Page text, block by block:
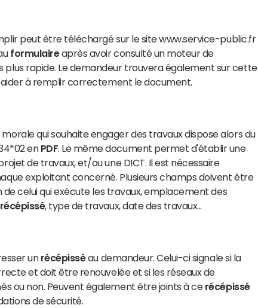
peut être téléchargé sur le site www.service-public.fr
formulaireaprès avoir consulté un moteur de
plus rapide. Le demandeur trouvera également sur cette
à remplir correctement le document.
qui souhaite engager des travaux dispose alors du
en PDF . Le même document permet d'établir une
de travaux, et/ou une DICT. Il est nécessaire
exploitant concerné. Plusieurs champs doivent être
de celui qui exécute les travaux, emplacement des
récépissé, type de travaux, date des travaux...
un récépisséau demandeur. Celui-ci signale si la
et doit être renouvelée et si les réseaux de
ou non. Peuvent également être joints à ce récépissé
de sécurité.